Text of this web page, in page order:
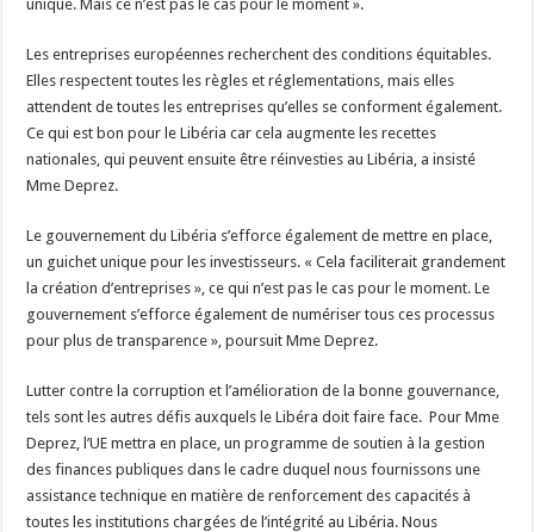
unique. Mais ce n’est pas le cas pour le moment ».
Les entreprises européennes recherchent des conditions équitables.
Elles respectent toutes les règles et réglementations, mais elles
attendent de toutes les entreprises qu’elles se conforment également.
Ce qui est bon pour le Libéria car cela augmente les recettes
nationales, qui peuvent ensuite être réinvesties au Libéria, a insisté
Mme Deprez.
Le gouvernement du Libéria s’efforce également de mettre en place,
un guichet unique pour les investisseurs. « Cela faciliterait grandement
la création d’entreprises », ce qui n’est pas le cas pour le moment. Le
gouvernement s’efforce également de numériser tous ces processus
pour plus de transparence », poursuit Mme Deprez.
Lutter contre la corruption et l’amélioration de la bonne gouvernance,
tels sont les autres défis auxquels le Libéra doit faire face. Pour Mme
Deprez, l’UE mettra en place, un programme de soutien à la gestion
des finances publiques dans le cadre duquel nous fournissons une
assistance technique en matière de renforcement des capacités à
toutes les institutions chargées de l’intégrité au Libéria. Nous